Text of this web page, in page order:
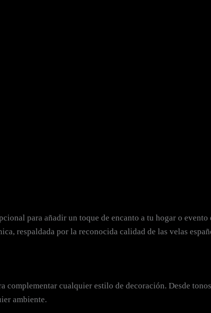
para añadir un toque de encanto a tu hogar o evento
respaldada por la reconocida calidad de las velas
cualquier estilo de decoración. Desde
ambiente.